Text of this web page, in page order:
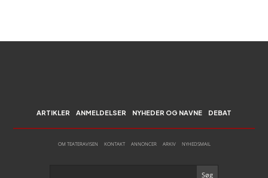
ARTIKLER ANMELDELSER NYHEDER OG NAVNE DEBAT
OM TEATERAVISEN KONTAKT ANNONCER ARKIV NYHEDSMAIL